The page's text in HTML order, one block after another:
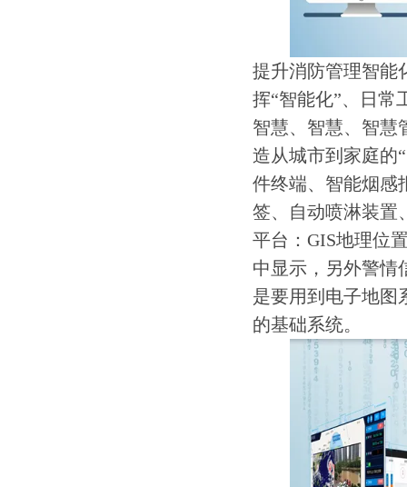
提升消防管理智能
挥“智能化”、日常
智慧、智慧、智慧
造从城市到家庭的
件终端、智能烟感
签、自动喷淋装置
平台：GIS地理位
中显示，另外警情
是要用到电子地图
的基础系统。